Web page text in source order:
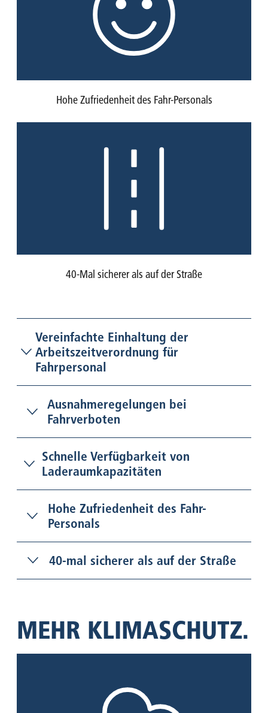
Hohe Zufriedenheit des Fahr-Personals
40-Mal sicherer als auf der Straße
Vereinfachte Einhaltung der
Arbeitszeitverordnung für
Fahrpersonal
Ausnahmeregelungen bei
Fahrverboten
Schnelle Verfügbarkeit von
Laderaumkapazitäten
Hohe Zufriedenheit des Fahr-
Personals
40-mal sicherer als auf der Straße
MEHR KLIMASCHUTZ.